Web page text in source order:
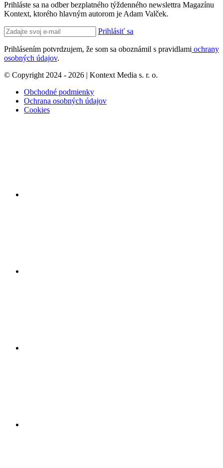
Prihláste sa na odber bezplatného týždenného newslettra Magazínu
Kontext, ktorého hlavným autorom je Adam Valček.
Prihlásiť sa
Prihlásením potvrdzujem, že som sa oboznámil s pravidlami ochrany
osobných údajov.
© Copyright 2024 - 2026 | Kontext Media s. r. o.
Obchodné podmienky
Ochrana osobných údajov
Cookies